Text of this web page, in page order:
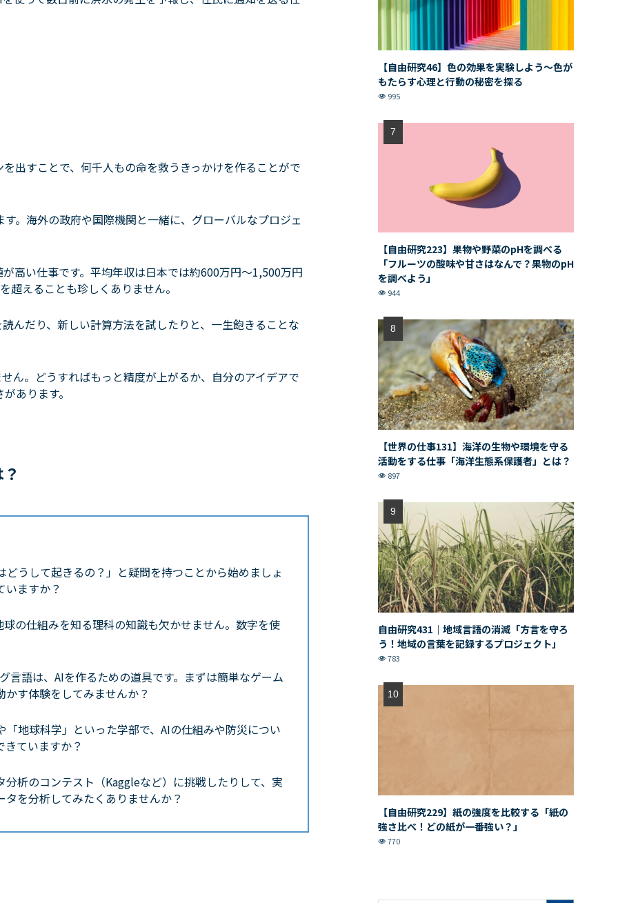
出すことで、何千人もの命を救うきっかけを作ることがで
。海外の政府や国際機関と一緒に、グローバルなプロジェ
高い仕事です。平均年収は日本では約600万円〜1,500万円
えることも珍しくありません。
んだり、新しい計算方法を試したりと、一生飽きることな
ん。どうすればもっと精度が上がるか、自分のアイデアで
あります。
うして起きるの？」と疑問を持つことから始めましょ
いますか？
の仕組みを知る理科の知識も欠かせません。数字を使
語は、AIを作るための道具です。まずは簡単なゲーム
す体験をしてみませんか？
地球科学」といった学部で、AIの仕組みや防災につい
ていますか？
析のコンテスト（Kaggleなど）に挑戦したりして、実
を分析してみたくありませんか？
【自由研究46】色の効果を実験しよう〜色が
もたらす心理と行動の秘密を探る
995
【自由研究223】果物や野菜のpHを調べる
「フルーツの酸味や甘さはなんで？果物のpH
を調べよう」
944
【世界の仕事131】海洋の生物や環境を守る
活動をする仕事「海洋生態系保護者」とは？
897
自由研究431｜地域言語の消滅「方言を守ろ
う！地域の言葉を記録するプロジェクト」
783
【自由研究229】紙の強度を比較する「紙の
強さ比べ！どの紙が一番強い？」
770